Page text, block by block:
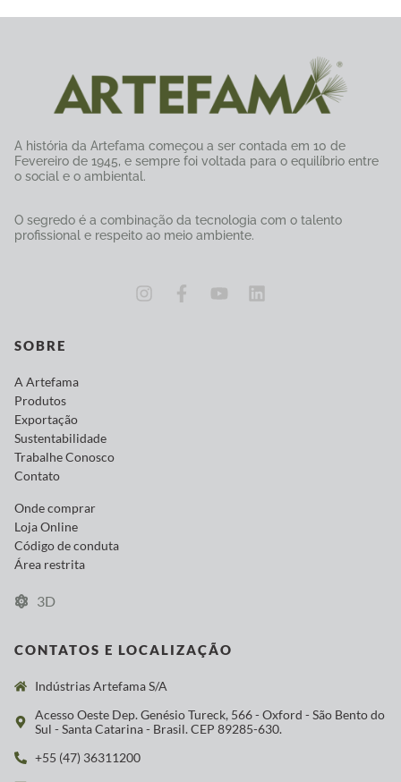
A história da Artefama começou a ser contada em 10 de
Fevereiro de 1945, e sempre foi voltada para o equilíbrio entre
o social e o ambiental.
O segredo é a combinação da tecnologia com o talento
profissional e respeito ao meio ambiente.
SOBRE
A Artefama
Produtos
Exportação
Sustentabilidade
Trabalhe Conosco
Contato
Onde comprar
Loja Online
Código de conduta
Área restrita
3D
CONTATOS E LOCALIZAÇÃO
Indústrias Artefama S/A
Acesso Oeste Dep. Genésio Tureck, 566 - Oxford - São Bento do
Sul - Santa Catarina - Brasil. CEP 89285-630.
+55 (47) 36311200